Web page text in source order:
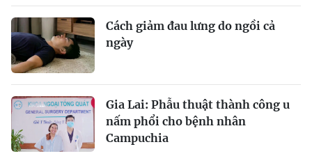
Cách giảm đau lưng do ngồi cả
ngày
Gia Lai: Phẫu thuật thành công u
nấm phổi cho bệnh nhân
Campuchia